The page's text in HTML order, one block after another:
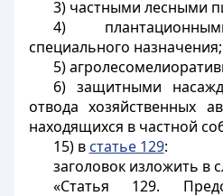
3) частными лесными
4)
специального назначения;
5)
6) защитными
отвода хозяйственных
находящихся в частной
15) в статье 129:
заголовок изложить в
«Статья 129.